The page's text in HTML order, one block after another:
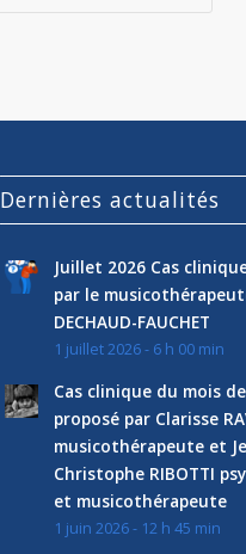
Dernières actualités
Juillet 2026 Cas
par le
DECHAUD-FAUCHET
1 juillet 2026 - 6 h 00 min
Cas clinique du mois
proposé par Clarisse
musicothérapeute et
Christophe RIBOTTI
et musicothérapeute
1 juin 2026 - 12 h 45 min